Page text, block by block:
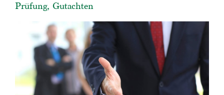
Prüfung, Gutachten